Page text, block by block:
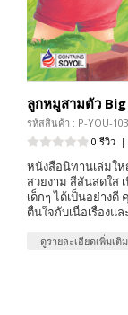
ลูกหมูสามตัว
รหัสสินค้า : P-YOU-
0 รีวิว |
หนังสือนิทานเล่มใ
สวยงาม สีสันสดใส
เด็กๆ ได้เป็นอย่าง
ตื่นใจกับเนื่อเรื่องแ
ดูรายละเอียดเพิ่มเติม